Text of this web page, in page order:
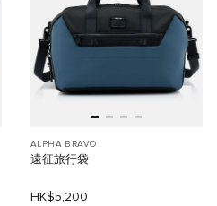
ALPHA BRAVO
遠征旅行袋
HK$5,200